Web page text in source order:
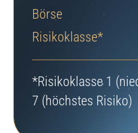
Börse
Risikoklasse*
*Risikoklasse 1
7 (höchstes Risiko)